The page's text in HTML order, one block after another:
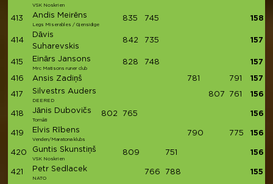
VSK Noskrien
413 Andis Meirēns
Legs Miserables / Gjensidige
835 745 1580
414
Dāvis
Suharevskis
842 735 1577
415 Einārs Jansons
Mrc Matisons runer club
828 748 1576
416 Ansis Zadiņš 781 791 1572
417 Silvestrs Auders
DEERED
807 761 1568
418 Jānis Dubovičs
Tomāti
802 765 1567
419 Elvis Rībens
Venden/Maratona klubs
790 775 1565
420 Guntis Skunstiņš
VSK Noskrien
809 751 1560
421 Petr Sedlacek
NATO
766 788 1554